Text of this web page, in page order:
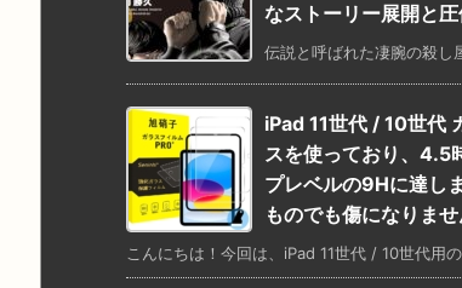
なストーリー展開と
伝説と呼ばれた凄腕の殺し
iPad 11世代 / 10世代
スを使っており、4.5
プレベルの9Hに達し
ものでも傷になりませ
こんにちは！今回は、iPad 11世代 / 10世代用